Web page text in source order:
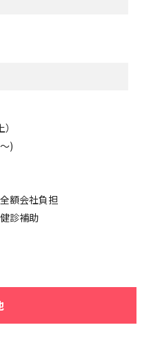
)
額会社負担
診補助